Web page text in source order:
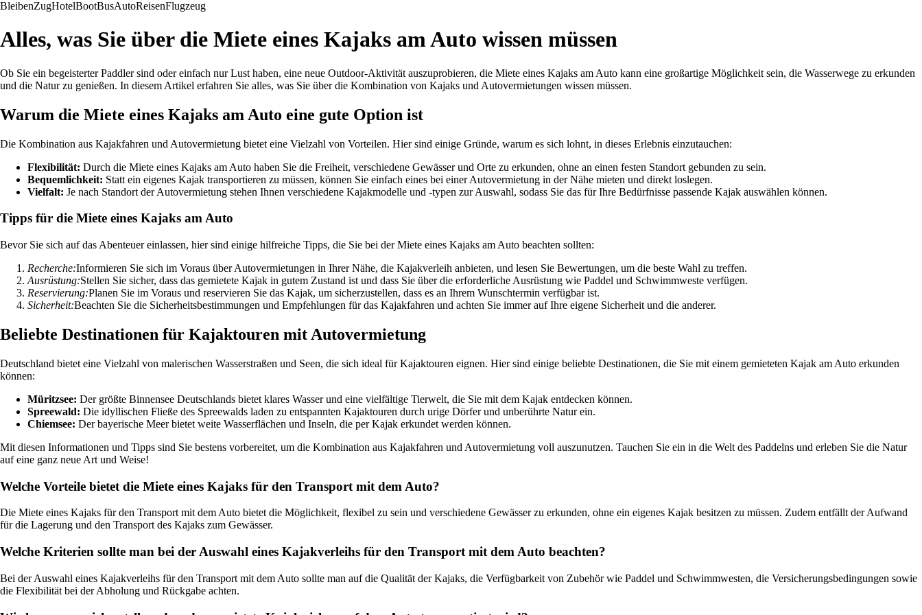
BleibenZugHotelBootBusAutoReisenFlugzeug
Alles, was Sie über die Miete eines Kajaks am Auto wissen müssen
Ob Sie ein begeisterter Paddler sind oder einfach nur Lust haben, eine neue Outdoor-Aktivität auszuprobieren, die Miete eines Kajaks am Auto kann eine großartige Möglichkeit sein, die Wasserwege zu erkunden
und die Natur zu genießen. In diesem Artikel erfahren Sie alles, was Sie über die Kombination von Kajaks und Autovermietungen wissen müssen.
Warum die Miete eines Kajaks am Auto eine gute Option ist
Die Kombination aus Kajakfahren und Autovermietung bietet eine Vielzahl von Vorteilen. Hier sind einige Gründe, warum es sich lohnt, in dieses Erlebnis einzutauchen:
Flexibilität: Durch die Miete eines Kajaks am Auto haben Sie die Freiheit, verschiedene Gewässer und Orte zu erkunden, ohne an einen festen Standort gebunden zu sein.
Bequemlichkeit: Statt ein eigenes Kajak transportieren zu müssen, können Sie einfach eines bei einer Autovermietung in der Nähe mieten und direkt loslegen.
Vielfalt: Je nach Standort der Autovermietung stehen Ihnen verschiedene Kajakmodelle und -typen zur Auswahl, sodass Sie das für Ihre Bedürfnisse passende Kajak auswählen können.
Tipps für die Miete eines Kajaks am Auto
Bevor Sie sich auf das Abenteuer einlassen, hier sind einige hilfreiche Tipps, die Sie bei der Miete eines Kajaks am Auto beachten sollten:
Recherche:Informieren Sie sich im Voraus über Autovermietungen in Ihrer Nähe, die Kajakverleih anbieten, und lesen Sie Bewertungen, um die beste Wahl zu treffen.
Ausrüstung:Stellen Sie sicher, dass das gemietete Kajak in gutem Zustand ist und dass Sie über die erforderliche Ausrüstung wie Paddel und Schwimmweste verfügen.
Reservierung:Planen Sie im Voraus und reservieren Sie das Kajak, um sicherzustellen, dass es an Ihrem Wunschtermin verfügbar ist.
Sicherheit:Beachten Sie die Sicherheitsbestimmungen und Empfehlungen für das Kajakfahren und achten Sie immer auf Ihre eigene Sicherheit und die anderer.
Beliebte Destinationen für Kajaktouren mit Autovermietung
Deutschland bietet eine Vielzahl von malerischen Wasserstraßen und Seen, die sich ideal für Kajaktouren eignen. Hier sind einige beliebte Destinationen, die Sie mit einem gemieteten Kajak am Auto erkunden
können:
Müritzsee: Der größte Binnensee Deutschlands bietet klares Wasser und eine vielfältige Tierwelt, die Sie mit dem Kajak entdecken können.
Spreewald: Die idyllischen Fließe des Spreewalds laden zu entspannten Kajaktouren durch urige Dörfer und unberührte Natur ein.
Chiemsee: Der bayerische Meer bietet weite Wasserflächen und Inseln, die per Kajak erkundet werden können.
Mit diesen Informationen und Tipps sind Sie bestens vorbereitet, um die Kombination aus Kajakfahren und Autovermietung voll auszunutzen. Tauchen Sie ein in die Welt des Paddelns und erleben Sie die Natur
auf eine ganz neue Art und Weise!
Welche Vorteile bietet die Miete eines Kajaks für den Transport mit dem Auto?
Die Miete eines Kajaks für den Transport mit dem Auto bietet die Möglichkeit, flexibel zu sein und verschiedene Gewässer zu erkunden, ohne ein eigenes Kajak besitzen zu müssen. Zudem entfällt der Aufwand
für die Lagerung und den Transport des Kajaks zum Gewässer.
Welche Kriterien sollte man bei der Auswahl eines Kajakverleihs für den Transport mit dem Auto beachten?
Bei der Auswahl eines Kajakverleihs für den Transport mit dem Auto sollte man auf die Qualität der Kajaks, die Verfügbarkeit von Zubehör wie Paddel und Schwimmwesten, die Versicherungsbedingungen sowie
die Flexibilität bei der Abholung und Rückgabe achten.